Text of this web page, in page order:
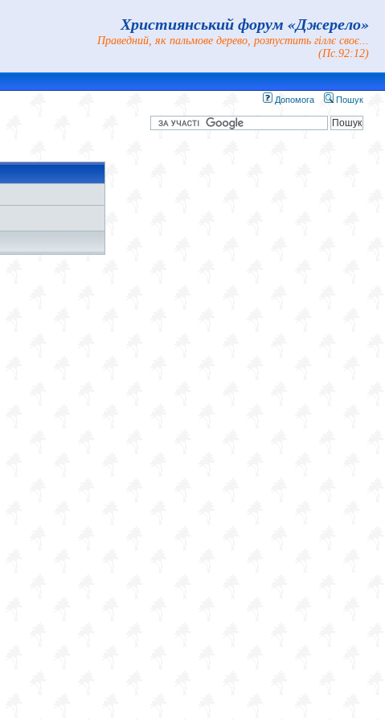
Християнський форум «Джерело»
Праведний, як пальмове дерево, розпустить гіллє своє...
(Пс.92:12)
Допомога Пошук